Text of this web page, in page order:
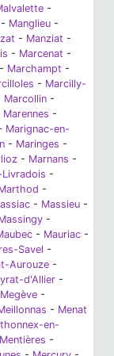
-
- Manglieu -
- Manziat -
- Marcenat -
- Marchampt -
- Marcilly-
Marcollin -
Marennes -
Marignac-en-
- Maringes -
- Marnans -
-
-
- Massieu -
-
- Mauriac -
Savel -
Aurouze -
d'Allier -
Megève -
- Menat
en-
Mentières -